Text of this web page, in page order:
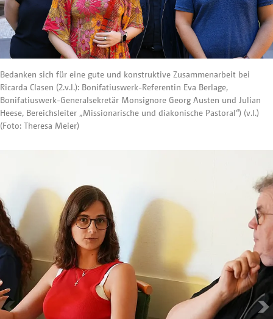
Bedanken sich für eine gute und konstruktive Zusammenarbeit bei
Ricarda Clasen (2.v.l.): Bonifatiuswerk-Referentin Eva Berlage,
Bonifatiuswerk-Generalsekretär Monsignore Georg Austen und Julian
Heese, Bereichsleiter „Missionarische und diakonische Pastoral“) (v.l.)
(Foto: Theresa Meier)